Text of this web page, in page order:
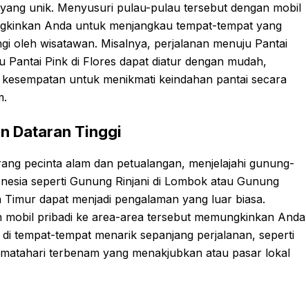
unik. Menyusuri pulau-pulau tersebut dengan mobil
Anda untuk menjangkau tempat-tempat yang
oleh wisatawan. Misalnya, perjalanan menuju Pantai
Pantai Pink di Flores dapat diatur dengan mudah,
untuk menikmati keindahan pantai secara
Dataran Tinggi
pecinta alam dan petualangan, menjelajahi gunung-
seperti Gunung Rinjani di Lombok atau Gunung
dapat menjadi pengalaman yang luar biasa.
mobil pribadi ke area-area tersebut memungkinkan Anda
tempat-tempat menarik sepanjang perjalanan, seperti
terbenam yang menakjubkan atau pasar lokal